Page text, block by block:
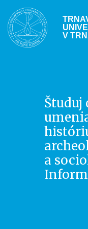
Skočiť
na
hlavný
obsah
V
Študuj
a